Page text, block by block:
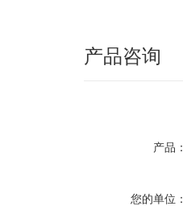
产品咨询
产品：
您的单位：